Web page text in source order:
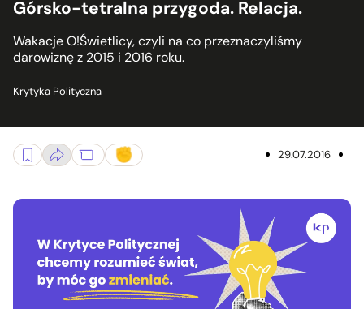
Górsko-tetralna przygoda. Relacja.
Wakacje O!Świetlicy, czyli na co przeznaczyliśmy
darowiznę z 2015 i 2016 roku.
Krytyka Polityczna
29.07.2016